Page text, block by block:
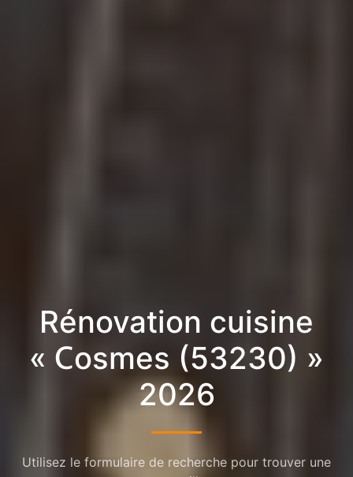
Rénovation cuisine
« Cosmes (53230) »
2026
Utilisez le formulaire de recherche pour trouver une